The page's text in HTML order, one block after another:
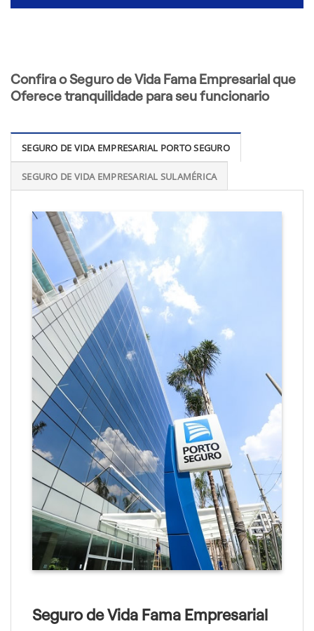
Confira o Seguro de Vida Fama Empresarial que
Oferece tranquilidade para seu funcionario
SEGURO DE VIDA EMPRESARIAL PORTO SEGURO
SEGURO DE VIDA EMPRESARIAL SULAMÉRICA
Seguro de Vida Fama Empresarial